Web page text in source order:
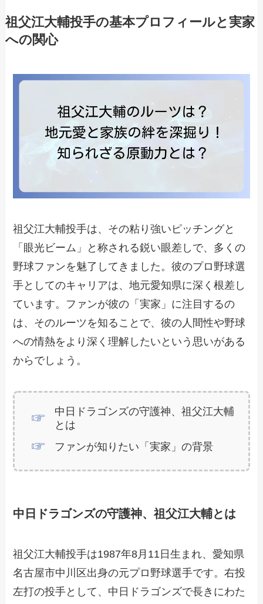
祖父江大輔投手の基本プロフィールと実家
への関心
祖父江大輔投手は、その粘り強いピッチングと
「眼光ビーム」と称される鋭い眼差しで、多くの
野球ファンを魅了してきました。彼のプロ野球選
手としてのキャリアは、地元愛知県に深く根差し
ています。ファンが彼の「実家」に注目するの
は、そのルーツを知ることで、彼の人間性や野球
への情熱をより深く理解したいという思いがある
からでしょう。
中日ドラゴンズの守護神、祖父江大輔
とは
ファンが知りたい「実家」の背景
中日ドラゴンズの守護神、祖父江大輔とは
祖父江大輔投手は1987年8月11日生まれ、愛知県
名古屋市中川区出身の元プロ野球選手です。右投
左打の投手として、中日ドラゴンズで長きにわた